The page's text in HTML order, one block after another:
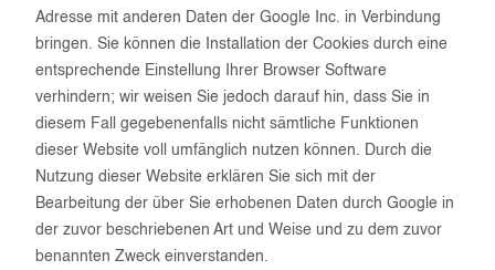
Adresse mit anderen Daten der Google Inc. in Verbindung
bringen. Sie können die Installation der Cookies durch eine
entsprechende Einstellung Ihrer Browser Software
verhindern; wir weisen Sie jedoch darauf hin, dass Sie in
diesem Fall gegebenenfalls nicht sämtliche Funktionen
dieser Website voll umfänglich nutzen können. Durch die
Nutzung dieser Website erklären Sie sich mit der
Bearbeitung der über Sie erhobenen Daten durch Google in
der zuvor beschriebenen Art und Weise und zu dem zuvor
benannten Zweck einverstanden.